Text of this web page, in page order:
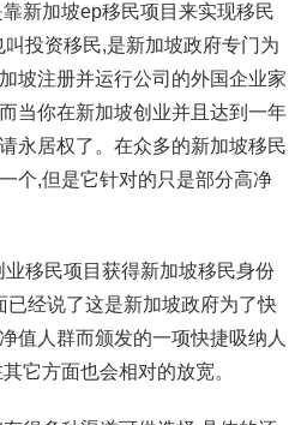
新加坡ep移民项目来实现移民
投资移民,是新加坡政府专门为
坡注册并运行公司的外国企业家
当你在新加坡创业并且达到一年
永居权了。在众多的新加坡移民
个,但是它针对的只是部分高净
移民项目获得新加坡移民身份
已经说了这是新加坡政府为了快
值人群而颁发的一项快捷吸纳人
它方面也会相对的放宽。